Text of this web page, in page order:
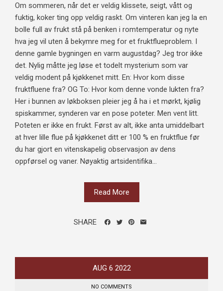
Om sommeren, når det er veldig klissete, seigt, vått og
fuktig, koker ting opp veldig raskt. Om vinteren kan jeg la en
bolle full av frukt stå på benken i romtemperatur og nyte
hva jeg vil uten å bekymre meg for et fruktflueproblem. I
denne gamle bygningen en varm augustdag? Jeg tror ikke
det. Nylig måtte jeg løse et todelt mysterium som var
veldig modent på kjøkkenet mitt. En: Hvor kom disse
fruktfluene fra? OG To: Hvor kom denne vonde lukten fra?
Her i bunnen av løkboksen pleier jeg å ha i et mørkt, kjølig
spiskammer, synderen var en pose poteter. Men vent litt.
Poteten er ikke en frukt. Først av alt, ikke anta umiddelbart
at hver lille flue på kjøkkenet ditt er 100 % en fruktflue før
du har gjort en vitenskapelig observasjon av dens
oppførsel og vaner. Nøyaktig artsidentifika...
Read More
SHARE
AUG 6 2022
NO COMMENTS